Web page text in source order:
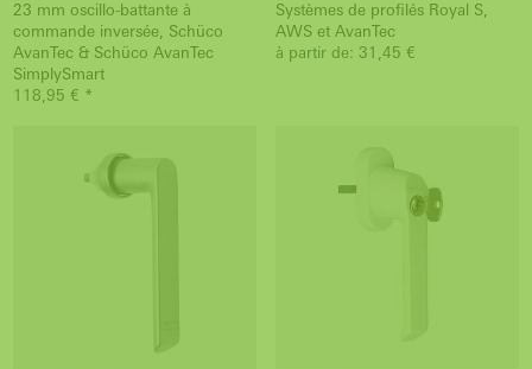
23 mm oscillo-battante à
commande inversée, Schüco
AvanTec & Schüco AvanTec
SimplySmart
118,95 € *
Systèmes de profilés Royal S,
AWS et AvanTec
à partir de: 31,45 €